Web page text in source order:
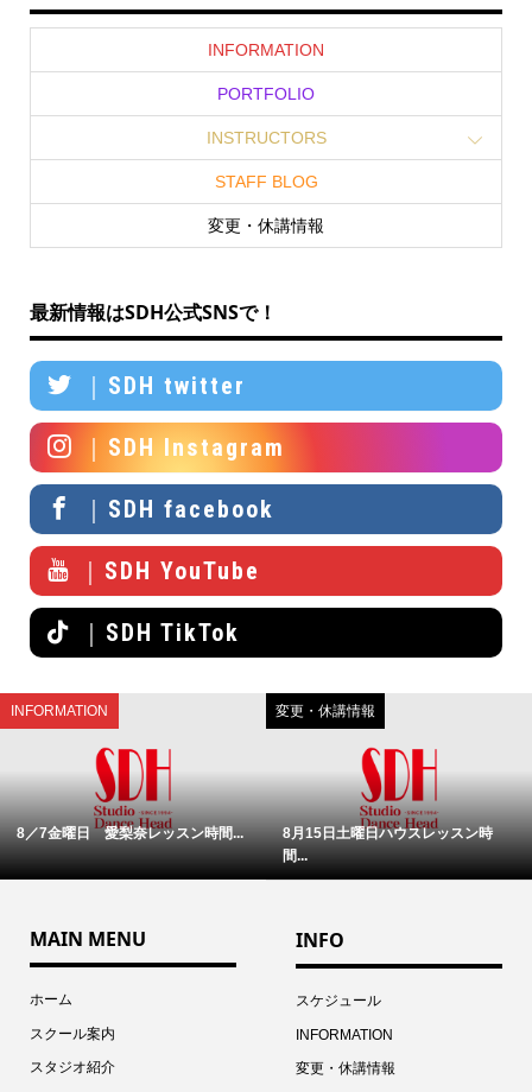
INFORMATION
PORTFOLIO
INSTRUCTORS
STAFF BLOG
変更・休講情報
最新情報はSDH公式SNSで！
｜SDH twitter
｜SDH Instagram
｜SDH facebook
｜SDH YouTube
｜SDH TikTok
INFORMATION
8／7金曜日 愛梨奈レッスン時間...
変更・休講情報
8月15日土曜日ハウスレッスン時
間...
MAIN MENU
ホーム
スクール案内
スタジオ紹介
INFO
スケジュール
INFORMATION
変更・休講情報